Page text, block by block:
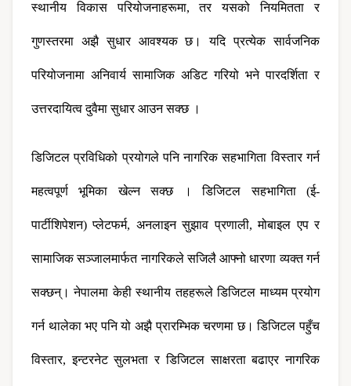
स्थानीय विकास परियोजनाहरूमा, तर यसको नियमितता र
गुणस्तरमा अझै सुधार आवश्यक छ। यदि प्रत्येक सार्वजनिक
परियोजनामा अनिवार्य सामाजिक अडिट गरियो भने पारदर्शिता र
उत्तरदायित्व दुवैमा सुधार आउन सक्छ ।
डिजिटल प्रविधिको प्रयोगले पनि नागरिक सहभागिता विस्तार गर्न
महत्वपूर्ण भूमिका खेल्न सक्छ । डिजिटल सहभागिता (ई-
पार्टीशिपेशन) प्लेटफर्म, अनलाइन सुझाव प्रणाली, मोबाइल एप र
सामाजिक सञ्जालमार्फत नागरिकले सजिलै आफ्नो धारणा व्यक्त गर्न
सक्छन्। नेपालमा केही स्थानीय तहहरूले डिजिटल माध्यम प्रयोग
गर्न थालेका भए पनि यो अझै प्रारम्भिक चरणमा छ। डिजिटल पहुँच
विस्तार, इन्टरनेट सुलभता र डिजिटल साक्षरता बढाएर नागरिक